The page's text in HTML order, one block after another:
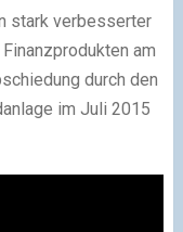
stark verbesserter
am
durch den
im Juli 2015